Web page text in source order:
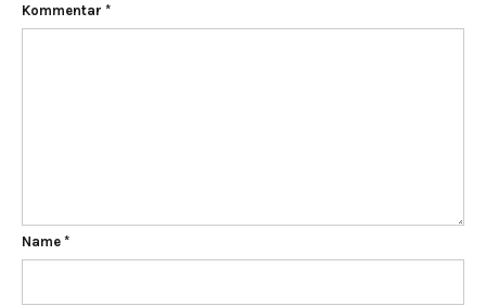
Kommentar *
Name *